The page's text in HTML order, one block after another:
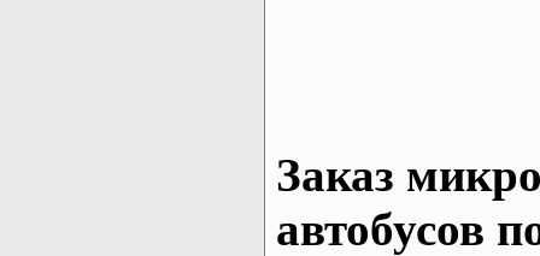
Заказ
автобусов